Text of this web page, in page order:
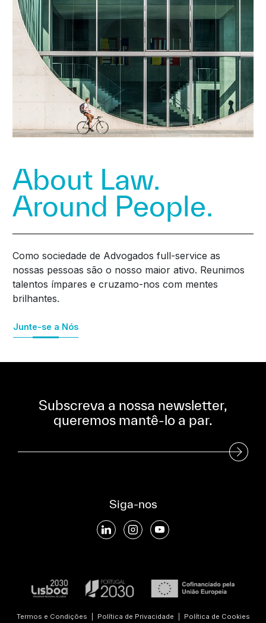
About Law.
Around People.
Como sociedade de Advogados full-service as
nossas pessoas são o nosso maior ativo. Reunimos
talentos ímpares e cruzamo-nos com mentes
brilhantes.
Junte-se a Nós
Subscreva a nossa newsletter,
queremos mantê-lo a par.
Subscreva a nossa Newsletter
Siga-nos
Termos e Condições Política de Privacidade Política de Cookies